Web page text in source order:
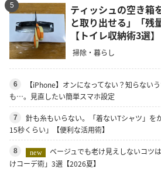
5
ティッシュの空き箱
と取り出せる」「残
【トイレ収納術3選】
掃除・暮らし
6
【iPhone】オンになってない？知らない
も…。見直したい簡単スマホ設定
7
針も糸もいらない。「着ないTシャツ」
15秒くらい」【便利な活用術】
8 new
ベージュでも老け見えしないコツ
けコーデ術」3選【2026夏】